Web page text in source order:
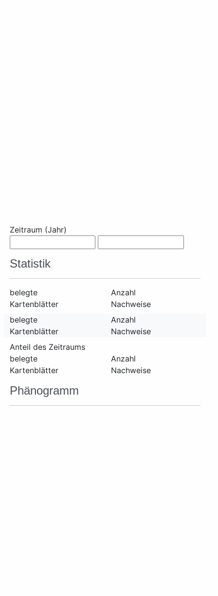
Zeitraum (Jahr)
Statistik
belegte
Kartenblätter
Anzahl
Nachweise
belegte
Kartenblätter
Anzahl
Nachweise
Anteil des Zeitraums
belegte
Kartenblätter
Anzahl
Nachweise
Phänogramm